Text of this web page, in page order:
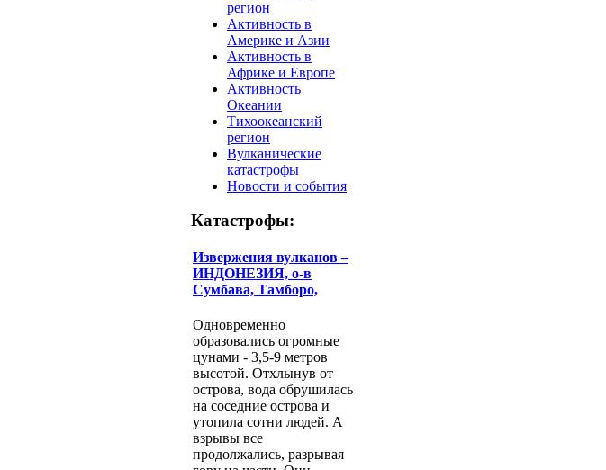
регион
Активность в
Америке и Азии
Активность в
Африке и Европе
Активность
Океании
Тихоокеанский
регион
Вулканические
катастрофы
Новости и события
Катастрофы:
Извержения вулканов –
ИНДОНЕЗИЯ, о-в
Сумбава, Тамборо,
Одновременно
образовались огромные
цунами - 3,5-9 метров
высотой. Отхлынув от
острова, вода обрушилась
на соседние острова и
утопила сотни людей. А
взрывы все
продолжались, разрывая